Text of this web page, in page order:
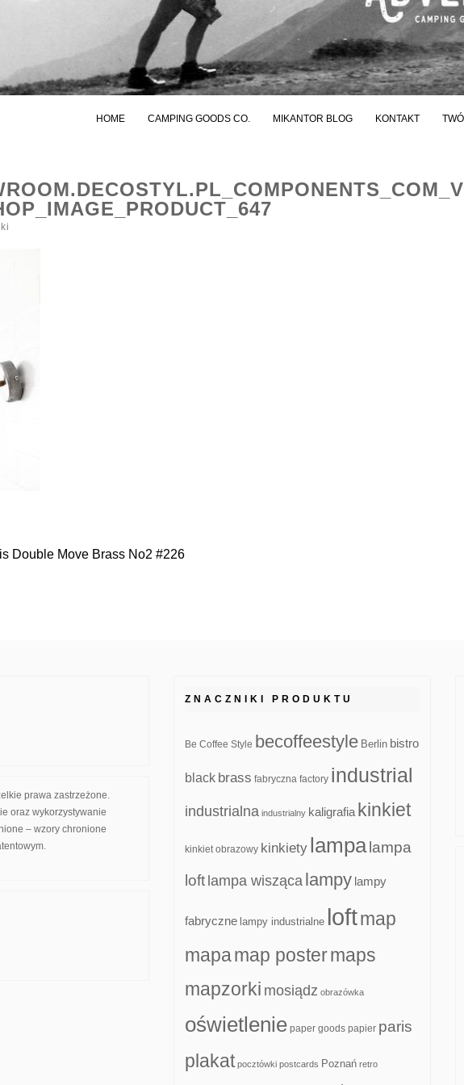
HOME CAMPING GOODS CO. MIKANTOR BLOG KONTAKT
Double Move Brass No2 #226
prawa zastrzeżone.
oraz wykorzystywanie
– wzory chronione
ZNACZNIKI PRODUKTU
Be Coffee Style becoffeestyle Berlin bistro
black brass fabryczna factory industrial
industrialna industrialny kaligrafia kinkiet
kinkiet obrazowy kinkiety lampa lampa
loft lampa wisząca lampy lampy
fabryczne lampy industrialne loftmap
mapamap postermaps
mapzorki mosiądz obrazówka
oświetlenie paper goods papier paris
plakat pocztówki postcards Poznań retro